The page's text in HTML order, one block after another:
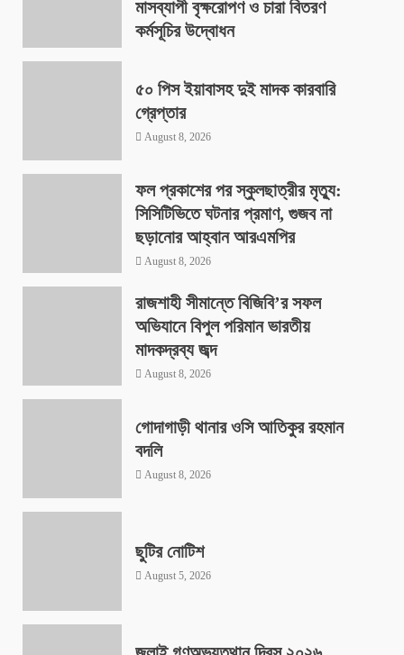
মাসব্যাপী বৃক্ষরোপণ ও চারা বিতরণ
কর্মসূচির উদ্বোধন
৫০ পিস ইয়াবাসহ দুই মাদক কারবারি
গ্রেপ্তার
August 8, 2026
ফল প্রকাশের পর স্কুলছাত্রীর মৃত্যু:
সিসিটিভিতে ঘটনার প্রমাণ, গুজব না
ছড়ানোর আহ্বান আরএমপির
August 8, 2026
রাজশাহী সীমান্তে বিজিবি’র সফল
অভিযানে বিপুল পরিমান ভারতীয়
মাদকদ্রব্য জব্দ
August 8, 2026
গোদাগাড়ী থানার ওসি আতিকুর রহমান
বদলি
August 8, 2026
ছুটির নোটিশ
August 5, 2026